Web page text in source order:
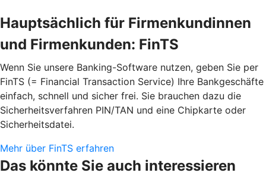
Hauptsächlich für Firmenkundinnen
und Firmenkunden: FinTS
Wenn Sie unsere Banking-Software nutzen, geben Sie per
FinTS (= Financial Transaction Service) Ihre Bankgeschäfte
einfach, schnell und sicher frei. Sie brauchen dazu die
Sicherheitsverfahren PIN/TAN und eine Chipkarte oder
Sicherheitsdatei.
Mehr über FinTS erfahren
Das könnte Sie auch interessieren